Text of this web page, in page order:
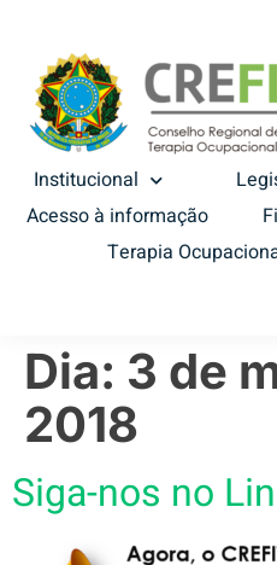
Institucional
Acesso à informação
Terapia
Dia: 3 de
2018
Siga-nos no